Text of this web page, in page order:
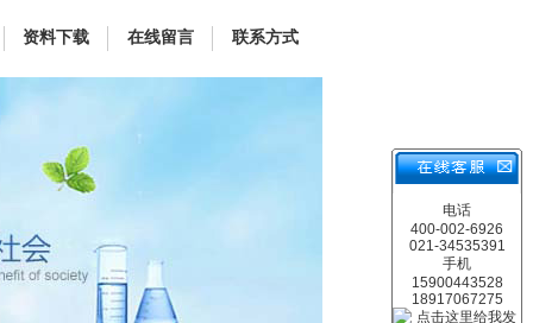
资料下载 在线留言 联系方式
电话
400-002-6926
021-34535391
手机
15900443528
18917067275